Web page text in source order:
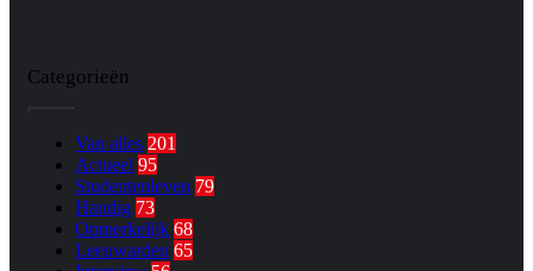
Categorieën
Van alles 201
Actueel 95
Studentenleven 79
Handig 73
Opmerkelijk 68
Leeuwarden 65